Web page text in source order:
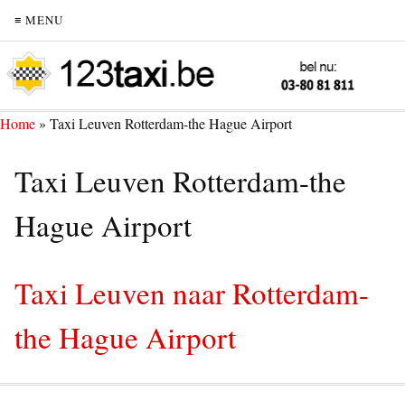
≡ MENU
Home» Taxi Leuven Rotterdam-the Hague Airport
Taxi Leuven Rotterdam-the
Hague Airport
Taxi Leuven naar Rotterdam-
the Hague Airport